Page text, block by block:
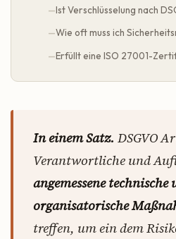
Ist Verschlüsselung nach
Wie oft muss ich
Erfüllt eine ISO 27001-
In einem Satz. DSGVO
Verantwortliche und
angemessene technische
organisatorische
treffen, um ein dem